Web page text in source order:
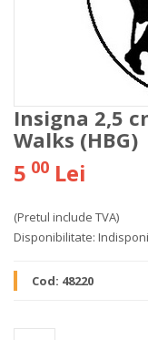
Insigna 2,5
Walks (HBG)
5 00 Lei
(Pretul include TVA)
Disponibilitate:
Cod: 48220